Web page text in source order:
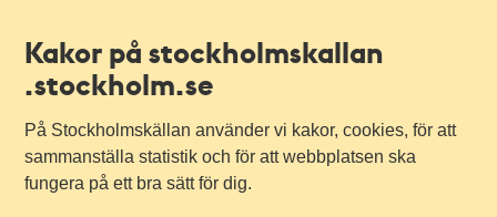
Kakor på stockholmskallan
.stockholm.se
På Stockholmskällan använder vi kakor, cookies, för att
sammanställa statistik och för att webbplatsen ska
fungera på ett bra sätt för dig.